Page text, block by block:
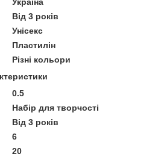
Україна
Від 3 років
Унісекс
Пластилін
Різні кольори
0.5
Набір для творчості
Від 3 років
6
20